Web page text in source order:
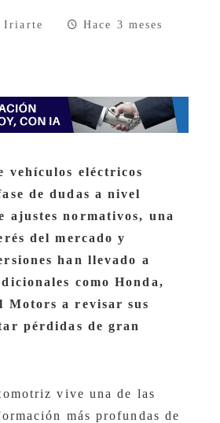
Iriarte
Hace 3 meses
vehículos eléctricos
de dudas a nivel
ajustes normativos, una
del mercado y
han llevado a
como Honda,
Motors a revisar sus
pérdidas de gran
vive una de las
más profundas de